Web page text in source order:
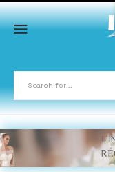
Skip
to
content